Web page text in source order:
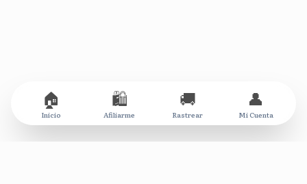
🏠
Inicio
🛍️
Afiliarme
🚚
Rastrear
👤
Mi Cuenta